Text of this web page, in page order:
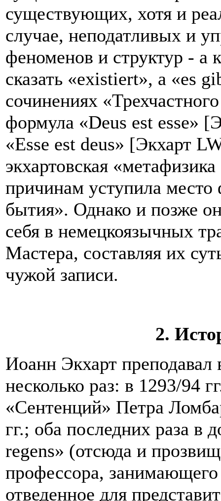
существующих, хотя и
случае, неподатливых и
феноменов и структур - а
сказать «existiert», а «es
сочинениях
формула «Deus est esse»
«Esse est deus» [Экхарт
экхартовская
причинам уступила
бытия». Однако и позже
себя в немецкоязычных
Мастера, составляя их
чужой записи.
2.
Иоанн Экхарт
несколько раз: в 1293/94
«Сентенций» Петра
гг.; оба последних раза в
regens» (отсюда и
профессора, занимающего
отведенное для